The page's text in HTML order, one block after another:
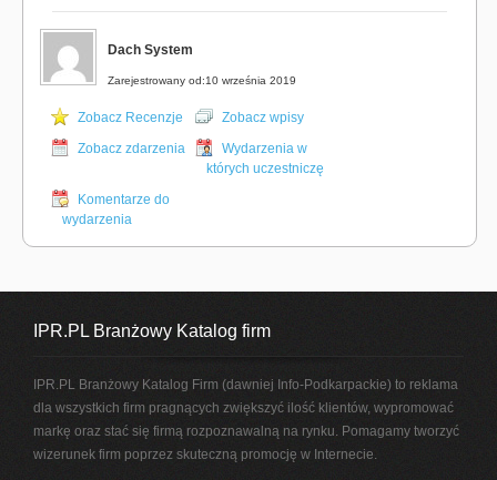
Dach System
Zarejestrowany od:10 września 2019
Zobacz Recenzje
Zobacz wpisy
Zobacz zdarzenia
Wydarzenia w
których uczestniczę
Komentarze do
wydarzenia
IPR.PL Branżowy Katalog firm
IPR.PL Branżowy Katalog Firm (dawniej Info-Podkarpackie) to reklama
dla wszystkich firm pragnących zwiększyć ilość klientów, wypromować
markę oraz stać się firmą rozpoznawalną na rynku. Pomagamy tworzyć
wizerunek firm poprzez skuteczną promocję w Internecie.